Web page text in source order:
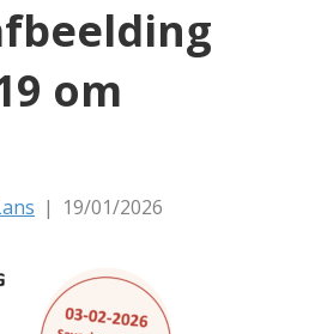
om
| 19/01/2026